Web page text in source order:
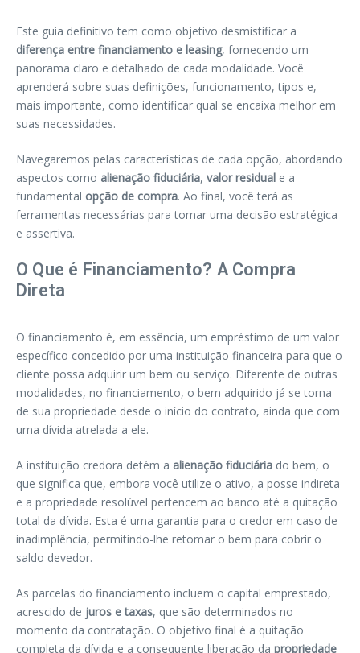
Este guia definitivo tem como objetivo desmistificar a
diferença entre financiamento e leasing, fornecendo um
panorama claro e detalhado de cada modalidade. Você
aprenderá sobre suas definições, funcionamento, tipos e,
mais importante, como identificar qual se encaixa melhor em
suas necessidades.
Navegaremos pelas características de cada opção, abordando
aspectos como alienação fiduciária, valor residual e a
fundamental opção de compra. Ao final, você terá as
ferramentas necessárias para tomar uma decisão estratégica
e assertiva.
O Que é Financiamento? A Compra
Direta
O financiamento é, em essência, um empréstimo de um valor
específico concedido por uma instituição financeira para que o
cliente possa adquirir um bem ou serviço. Diferente de outras
modalidades, no financiamento, o bem adquirido já se torna
de sua propriedade desde o início do contrato, ainda que com
uma dívida atrelada a ele.
A instituição credora detém a alienação fiduciária do bem, o
que significa que, embora você utilize o ativo, a posse indireta
e a propriedade resolúvel pertencem ao banco até a quitação
total da dívida. Esta é uma garantia para o credor em caso de
inadimplência, permitindo-lhe retomar o bem para cobrir o
saldo devedor.
As parcelas do financiamento incluem o capital emprestado,
acrescido de juros e taxas, que são determinados no
momento da contratação. O objetivo final é a quitação
completa da dívida e a consequente liberação da propriedade